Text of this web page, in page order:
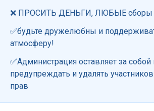
❌ ПРОСИТЬ ДЕНЬГИ, ЛЮБЫЕ сборы
✅будьте дружелюбны и
атмосферу!
✅Администрация оставляет за собой
предупреждать и удалять
прав